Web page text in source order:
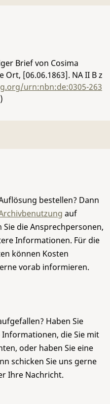
Brief von Cosima
Ort, [06.06.1863]. NA II B z
urn:nbn:de:0305-263
bestellen? Dann
auf
die Ansprechpersonen,
Informationen. Für die
können Kosten
vorab informieren.
Haben Sie
die Sie mit
oder haben Sie eine
schicken Sie uns gerne
Ihre Nachricht.